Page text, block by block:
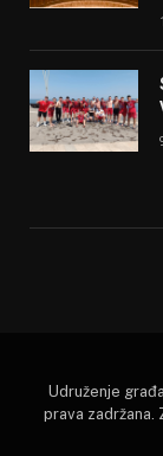
Udruženje
prava zadržana.